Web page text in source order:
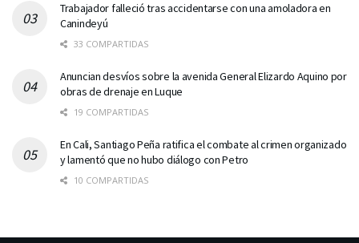
Trabajador falleció tras accidentarse con una amoladora en
Canindeyú
33 COMPARTIDAS
Anuncian desvíos sobre la avenida General Elizardo Aquino por
obras de drenaje en Luque
19 COMPARTIDAS
En Cali, Santiago Peña ratifica el combate al crimen organizado
y lamentó que no hubo diálogo con Petro
10 COMPARTIDAS